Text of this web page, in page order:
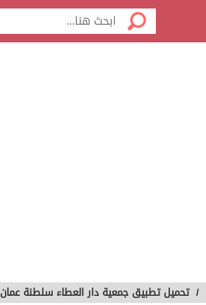
/ تحميل تطبيق جمعية دار العطاء سلطنة عمان Dar Al Atta